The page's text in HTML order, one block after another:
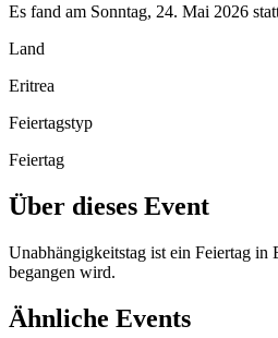
Es fand am Sonntag, 24. Mai 2026
Land
Eritrea
Feiertagstyp
Feiertag
Über dieses Event
Unabhängigkeitstag ist ein Feiertag in
begangen wird.
Ähnliche Events